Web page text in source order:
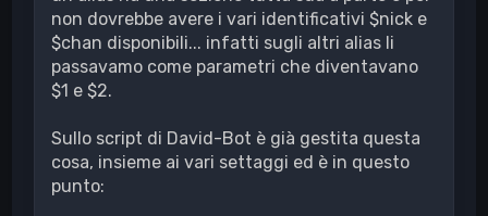
non dovrebbe avere i vari identificativi $nick e
$chan disponibili... infatti sugli altri alias li
passavamo come parametri che diventavano
$1 e $2.
Sullo script di David-Bot è già gestita questa
cosa, insieme ai vari settaggi ed è in questo
punto: